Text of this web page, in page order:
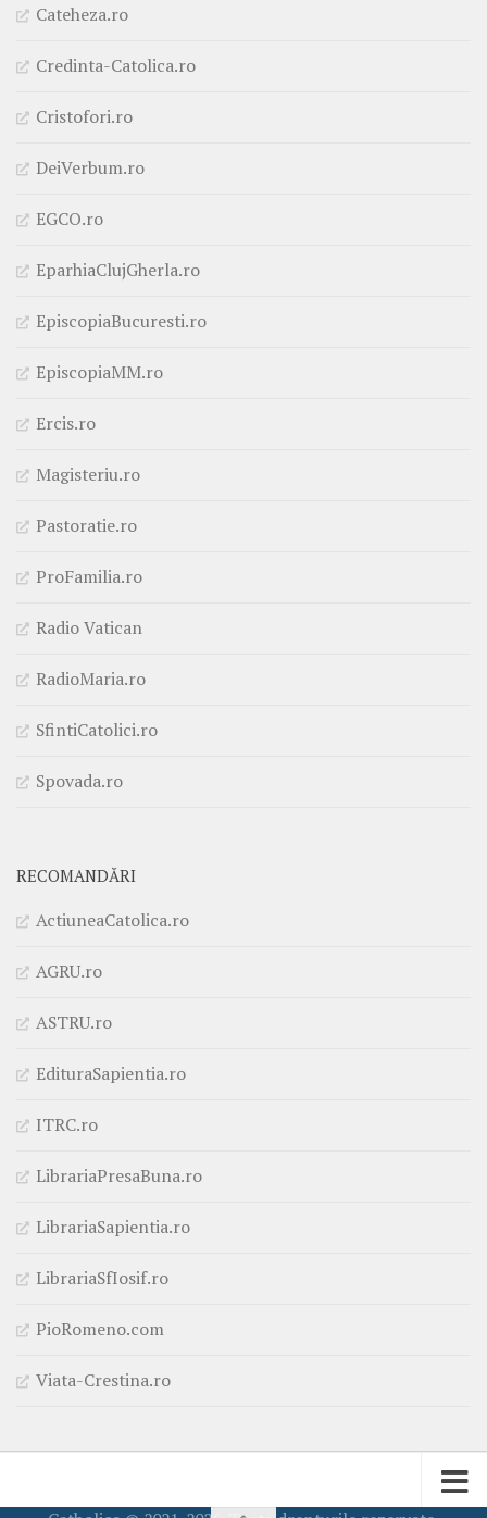
Cateheza.ro
Credinta-Catolica.ro
Cristofori.ro
DeiVerbum.ro
EGCO.ro
EparhiaClujGherla.ro
EpiscopiaBucuresti.ro
EpiscopiaMM.ro
Ercis.ro
Magisteriu.ro
Pastoratie.ro
ProFamilia.ro
Radio Vatican
RadioMaria.ro
SfintiCatolici.ro
Spovada.ro
RECOMANDĂRI
ActiuneaCatolica.ro
AGRU.ro
ASTRU.ro
EdituraSapientia.ro
ITRC.ro
LibrariaPresaBuna.ro
LibrariaSapientia.ro
LibrariaSfIosif.ro
PioRomeno.com
Viata-Crestina.ro